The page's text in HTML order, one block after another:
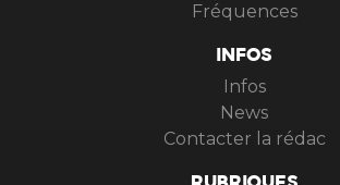
Fréquences
INFOS
Infos
News
Contacter la rédac